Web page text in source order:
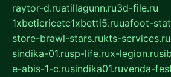
raytor-d.ruatillagunn.ru3d-file.ru
1xbeticricetc1xbetti5.ruuafoot-
store-brawl-stars.rukts-services.ru
sindika-01.rusp-life.rux-legion.ru
e-abis-1-c.rusindika01.ruvenda-